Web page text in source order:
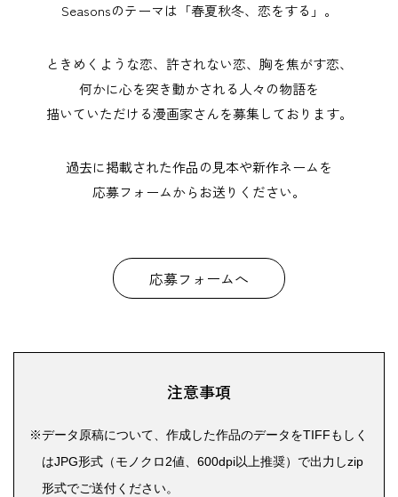
Seasonsのテーマは「春夏秋冬、恋をする」。
ときめくような恋、許されない恋、 胸を焦がす恋、
何かに心を突き動かされる人々の物語を
描いていただける漫画家さんを募集しております。
過去に掲載された作品の見本や新作ネームを
応募フォームからお送りください。
応募フォームへ
注意事項
データ原稿について、作成した作品のデータをTIFFもしく
はJPG形式（モノクロ2値、600dpi以上推奨）で出力しzip
形式でご送付ください。